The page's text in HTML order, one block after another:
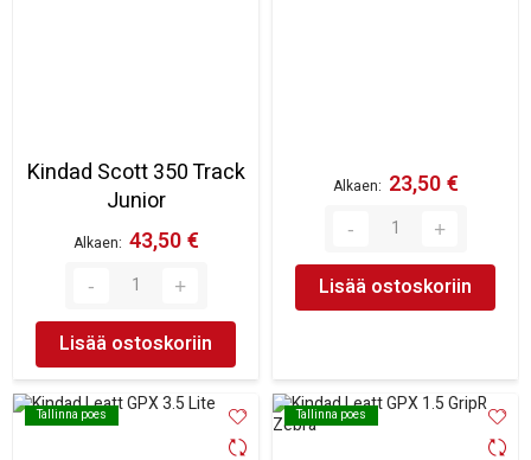
Kindad Scott 350 Track
Junior
Alkaen 43,50 €
Lisää ostoskoriin
Alkaen 23,50 €
Lisää ostoskoriin
Tallinna poes
Tallinna poes Tallinna poes
Tallinna poes